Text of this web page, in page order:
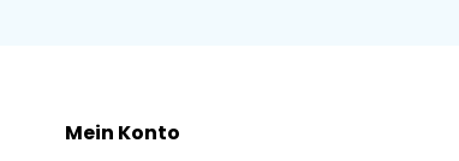
Mein Konto